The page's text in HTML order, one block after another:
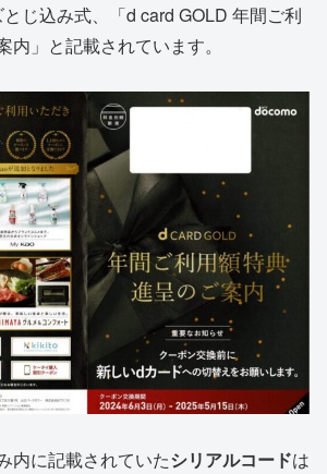
じ込み式、「d card GOLD 年間ご利
内」と記載されています。
内に記載されていたシリアルコードは